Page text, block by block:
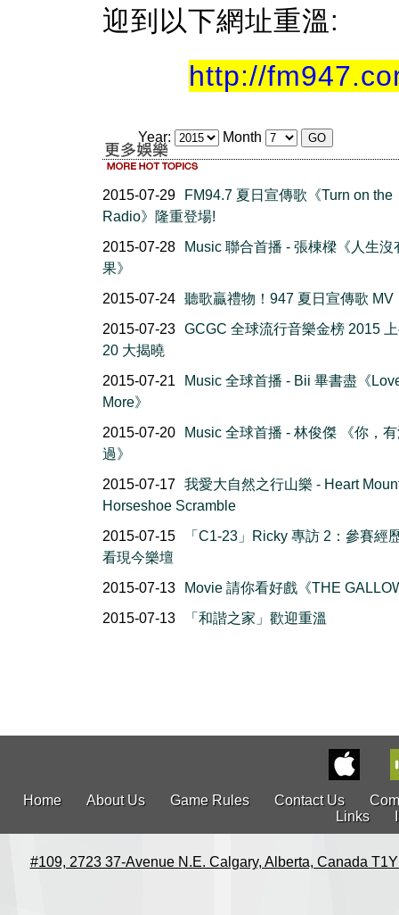
迎到以下網址重溫:
http://
Year: Month
2015-07-29
FM94.7 夏日宣傳歌《Turn on the
Radio》隆重登場!
2015-07-28
Music 聯合首播 - 張棟樑《人生沒
果》
2015-07-24 聽歌贏禮物！947 夏日宣傳歌 MV
2015-07-23 GCGC 全球流行音樂金榜 2015
20 大揭曉
2015-07-21
Music 全球首播 - Bii 畢書盡《
More》
2015-07-20
Music 全球首播 - 林俊傑 《你，
過》
2015-07-17 我愛大自然之行山樂 - Heart
Horseshoe Scramble
2015-07-15
「C1-23」Ricky 專訪 2：參賽經
看現今樂壇
2015-07-13
Movie 請你看好戲《THE
2015-07-13
「和諧之家」歡迎重溫
Home About Us Game Rules Contact Us
Links
#109, 2723 37-Avenue N.E. Calgary, Alberta, Canada